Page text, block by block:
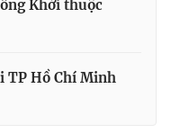
Khởi thuộc
TP Hồ Chí Minh